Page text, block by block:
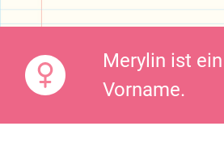
Merylin ist
Vorname.